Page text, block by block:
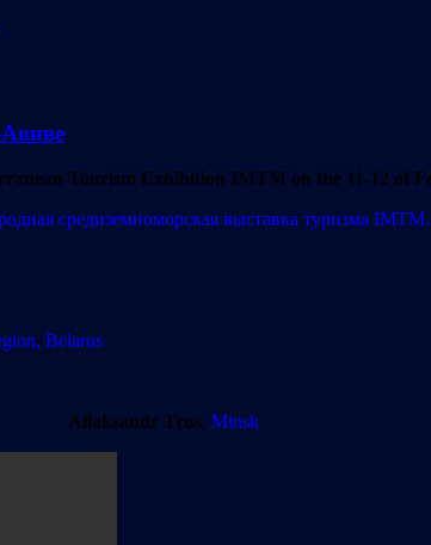
Tourism Exhibition IMTM on the 11-12 of
средиземноморская выставка туризма IMTM.
Belarus
Aliaksandr Trus, Minsk